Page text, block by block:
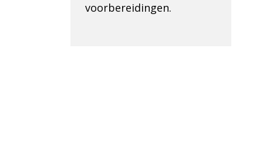
voorbereidingen.